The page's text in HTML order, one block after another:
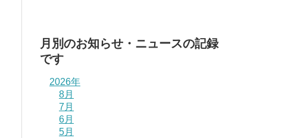
月別のお知らせ・ニュースの記録
です
2026年
8月
7月
6月
5月